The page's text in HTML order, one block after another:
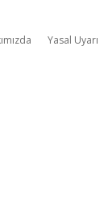
Yasal Uyarı